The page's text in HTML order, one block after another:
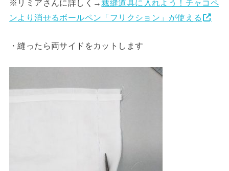
※リミアさんに詳しく→裁縫道具に入れよう！チャコペ
ンより消せるボールペン「フリクション」が使える
・縫ったら両サイドをカットします